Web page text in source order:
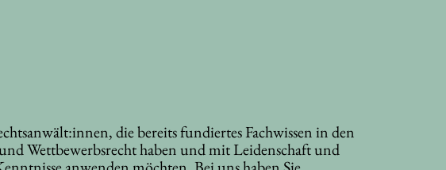
die bereits fundiertes Fachwissen in den
Wettbewerbsrecht haben und mit Leidenschaft und